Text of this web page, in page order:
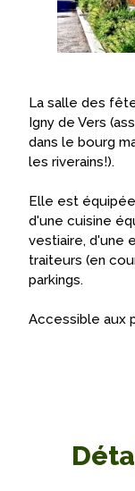
La salle des
Igny de Vers
dans le bourg
les riverains!).
Elle est
d'une cuisine
vestiaire, d'une
traiteurs (en
parkings.
Accessible aux